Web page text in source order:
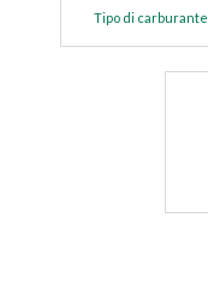
Tipo di carburante